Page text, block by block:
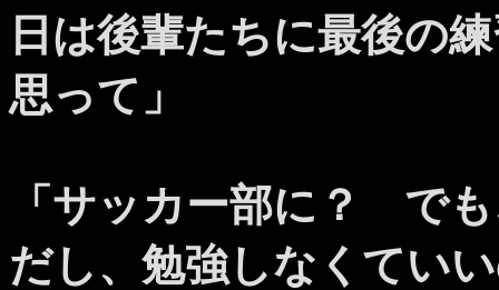
日は後輩たちに最後の
思って」
「サッカー部に？ で
だし、勉強しなくてい